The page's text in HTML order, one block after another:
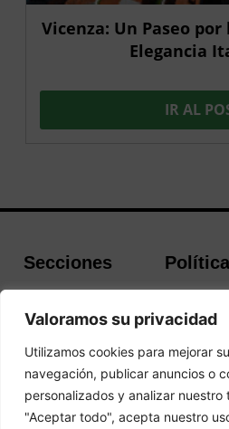
Valoramos su privacidad
Utilizamos cookies para mejorar
navegación, publicar anuncios o
personalizados y analizar
"Aceptar todo", acepta nuestro
Vicenza: Un Paseo
Elegancia
IR AL
Secciones
Buscador de
Guías de Viajes
cookies
Política de